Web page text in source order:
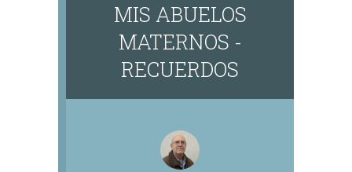
MIS ABUELOS
MATERNOS -
RECUERDOS